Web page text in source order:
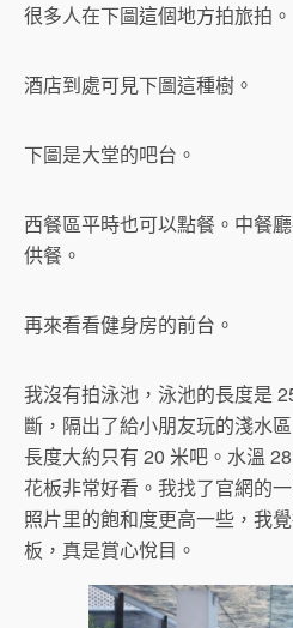
很多人在下圖這個地方拍旅拍。
酒店到處可見下圖這種樹。
下圖是大堂的吧台。
西餐區平時也可以點餐。中餐
供餐。
再來看看健身房的前台。
我沒有拍泳池，泳池的長度是
斷，隔出了給小朋友玩的淺水
長度大約只有 20 米吧。水溫
花板非常好看。我找了官網的
照片里的飽和度更高一些，我
板，真是賞心悅目。